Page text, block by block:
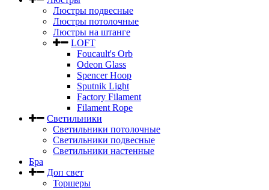
Люстры подвесные
Люстры потолочные
Люстры на штанге
LOFT
Foucault's Orb
Odeon Glass
Spencer Hoop
Sputnik Light
Factory Filament
Filament Rope
Светильники
Светильники потолочные
Светильники подвесные
Светильники настенные
Бра
Доп свет
Торшеры